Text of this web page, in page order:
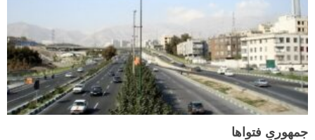
جمهوریِ فتواها